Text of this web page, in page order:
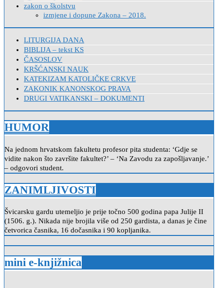
zakon o školstvu
izmjene i dopune Zakona – 2018.
LITURGIJA DANA
BIBLIJA – tekst KS
ČASOSLOV
KRŠĆANSKI NAUK
KATEKIZAM KATOLIČKE CRKVE
ZAKONIK KANONSKOG PRAVA
DRUGI VATIKANSKI – DOKUMENTI
HUMOR
Na jednom hrvatskom fakultetu profesor pita studenta: ‘Gdje se
vidite nakon što završite fakultet?’ – ‘Na Zavodu za zapošljavanje.’
– odgovori student.
ZANIMLJIVOSTI
Švicarsku gardu utemeljio je prije točno 500 godina papa Julije II
(1506. g.). Nikada nije brojila više od 250 gardista, a danas je čine
četvorica časnika, 16 dočasnika i 90 kopljanika.
mini e-knjižnica